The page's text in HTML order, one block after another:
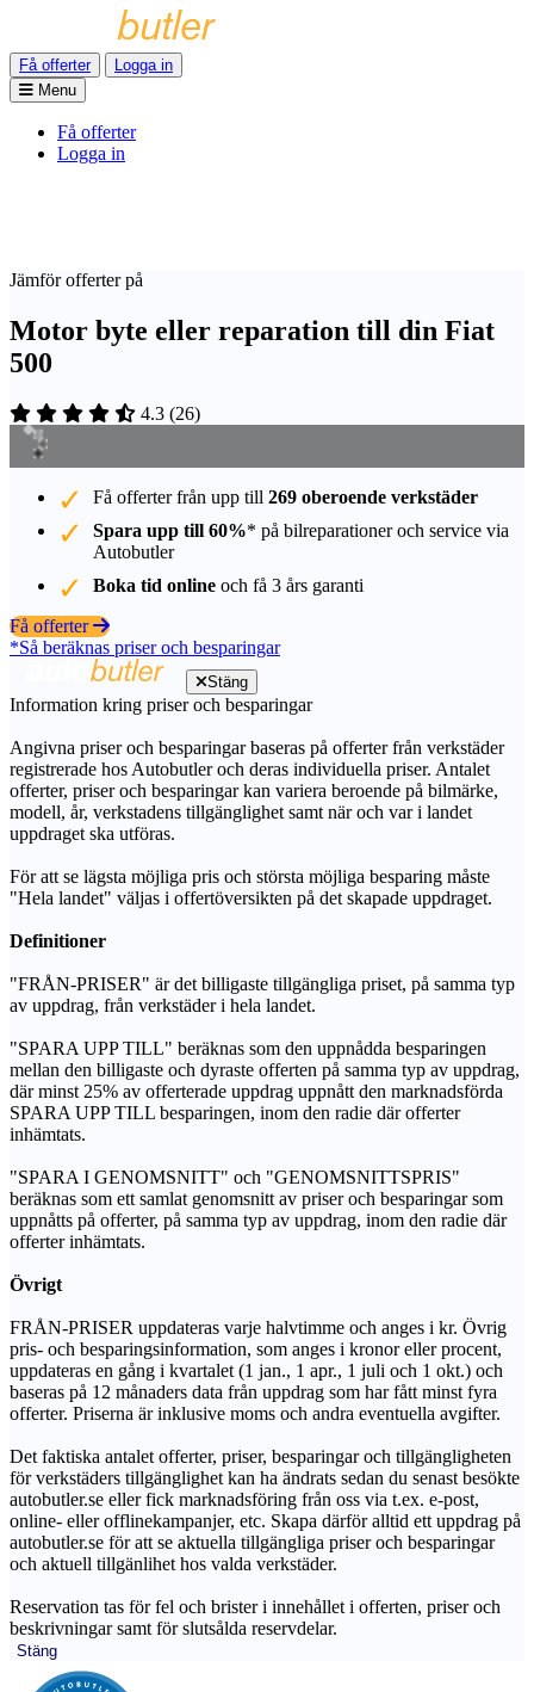
Få offerter
Logga in
Menu
Få offerter
Logga in
Jämför offerter på
Motor byte eller reparation till din Fiat
500
4.3 (26)
Få offerter från upp till 269 oberoende verkstäder
Spara upp till 60%* på bilreparationer och service via
Autobutler
Boka tid online och få 3 års garanti
Få offerter
*Så beräknas priser och besparingar
Stäng
Information kring priser och besparingar
Angivna priser och besparingar baseras på offerter från verkstäder
registrerade hos Autobutler och deras individuella priser. Antalet
offerter, priser och besparingar kan variera beroende på bilmärke,
modell, år, verkstadens tillgänglighet samt när och var i landet
uppdraget ska utföras.
För att se lägsta möjliga pris och största möjliga besparing måste
"Hela landet" väljas i offertöversikten på det skapade uppdraget.
Definitioner
"FRÅN-PRISER" är det billigaste tillgängliga priset, på samma typ
av uppdrag, från verkstäder i hela landet.
"SPARA UPP TILL" beräknas som den uppnådda besparingen
mellan den billigaste och dyraste offerten på samma typ av uppdrag,
där minst 25% av offerterade uppdrag uppnått den marknadsförda
SPARA UPP TILL besparingen, inom den radie där offerter
inhämtats.
"SPARA I GENOMSNITT" och "GENOMSNITTSPRIS"
beräknas som ett samlat genomsnitt av priser och besparingar som
uppnåtts på offerter, på samma typ av uppdrag, inom den radie där
offerter inhämtats.
Övrigt
FRÅN-PRISER uppdateras varje halvtimme och anges i kr. Övrig
pris- och besparingsinformation, som anges i kronor eller procent,
uppdateras en gång i kvartalet (1 jan., 1 apr., 1 juli och 1 okt.) och
baseras på 12 månaders data från uppdrag som har fått minst fyra
offerter. Priserna är inklusive moms och andra eventuella avgifter.
Det faktiska antalet offerter, priser, besparingar och tillgängligheten
för verkstäders tillgänglighet kan ha ändrats sedan du senast besökte
autobutler.se eller fick marknadsföring från oss via t.ex. e-post,
online- eller offlinekampanjer, etc. Skapa därför alltid ett uppdrag på
autobutler.se för att se aktuella tillgängliga priser och besparingar
och aktuell tillgänlihet hos valda verkstäder.
Reservation tas för fel och brister i innehållet i offerten, priser och
beskrivningar samt för slutsålda reservdelar.
Stäng